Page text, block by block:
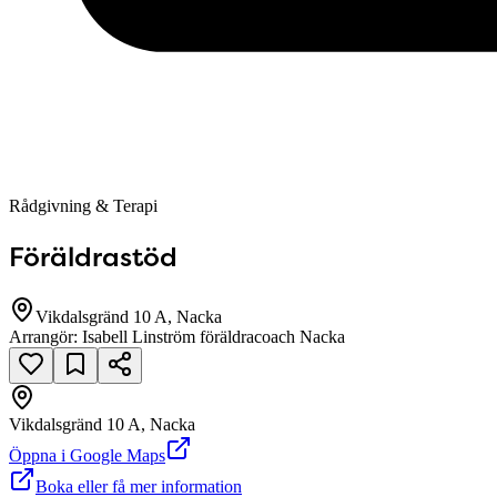
Rådgivning & Terapi
Föräldrastöd
Vikdalsgränd 10 A, Nacka
Arrangör: Isabell Linström föräldracoach Nacka
Vikdalsgränd 10 A, Nacka
Öppna i Google Maps
Boka eller få mer information